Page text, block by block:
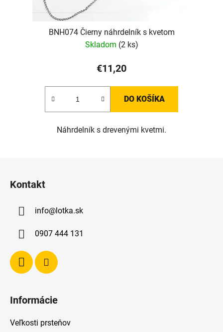
BNH074 Čierny náhrdelník s kvetom
Skladom (2 ks)
€11,20
DO KOŠÍKA
Náhrdelník s drevenými kvetmi.
Kontakt
info@lotka.sk
0907 444 131
Informácie
Veľkosti prsteňov